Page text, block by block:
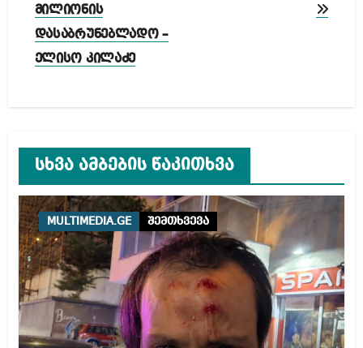
მილიონის
დასაბრუნებლადო –
ელისო კილაძე
სხვა ამბების წაკითხვა
MULTIMEDIA.GE შემთხვევა